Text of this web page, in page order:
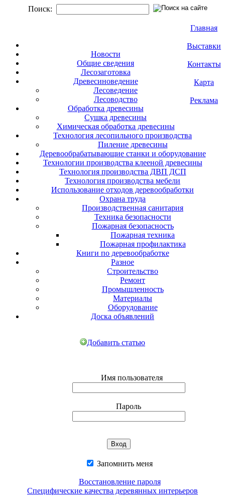
Поиск:
Главная
Выставки
Контакты
Карта
Реклама
Новости
Общие сведения
Лесозаготовка
Древесиноведение
Лесоведение
Лесоводство
Обработка древесины
Сушка древесины
Химическая обработка древесины
Технология лесопильного производства
Пиление древесины
Деревообрабатывающие станки и оборудование
Технологии производства клееной древесины
Технология производства ДВП ДСП
Технология производства мебели
Использование отходов деревообработки
Охрана труда
Производственная санитария
Техника безопасности
Пожарная безопасность
Пожарная техника
Пожарная профилактика
Книги по деревообработке
Разное
Строительство
Ремонт
Промышленность
Материалы
Оборудование
Доска объявлений
Добавить статью
Имя пользователя
Пароль
Запомнить меня
Восстановление пароля
Специфические качества деревянных интерьеров